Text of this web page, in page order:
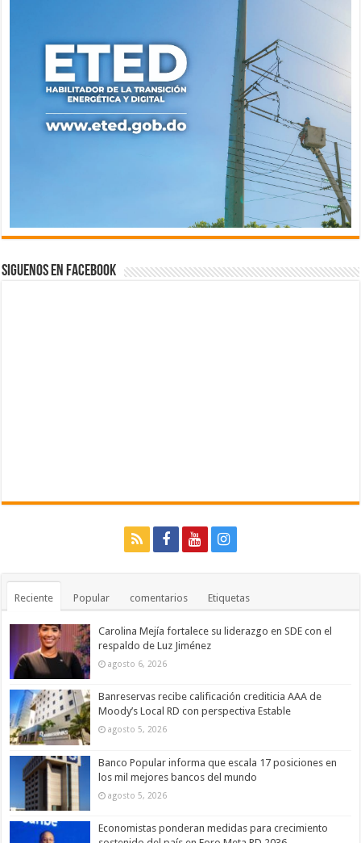
Siguenos en Facebook
Reciente Popular comentarios Etiquetas
Carolina Mejía fortalece su liderazgo en SDE con el
respaldo de Luz Jiménez
agosto 6, 2026
Banreservas recibe calificación crediticia AAA de
Moody’s Local RD con perspectiva Estable
agosto 5, 2026
Banco Popular informa que escala 17 posiciones en
los mil mejores bancos del mundo
agosto 5, 2026
Economistas ponderan medidas para crecimiento